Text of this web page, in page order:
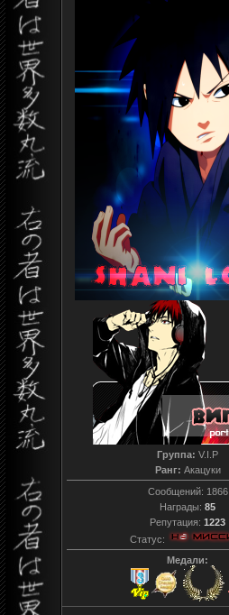
Группа: V.I.P
Ранг: Акацуки
Сообщений: 1866
Награды: 85
Репутация: 1223
Статус:
Медали: